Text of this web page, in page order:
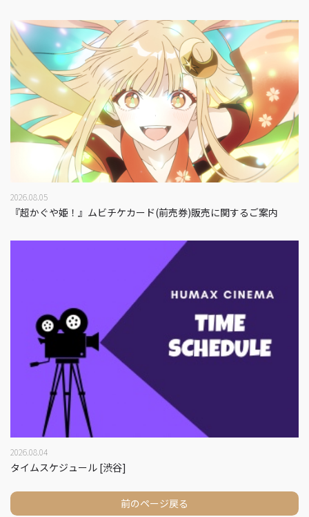
2026.08.05
『超かぐや姫！』ムビチケカード(前売券)販売に関するご案内
2026.08.04
タイムスケジュール [渋谷]
前のページ戻る